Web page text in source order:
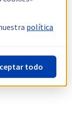
política
todo